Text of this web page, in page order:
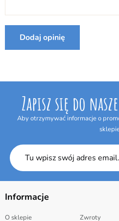
od dnia odebrania przesyłki.
Dodaj opinię
Zapisz się do
Aby otrzymywać informacje o
Informacje
O sklepie Zwroty